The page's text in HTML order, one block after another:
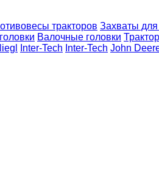
тракторов Захваты для
Валочные головки
Inter-Tech Inter-Tech John